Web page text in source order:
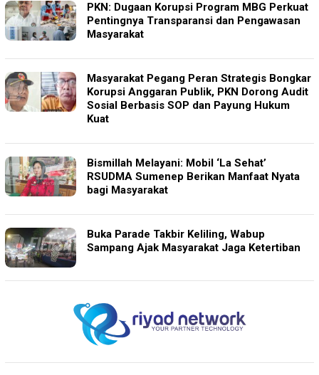
PKN: Dugaan Korupsi Program MBG Perkuat
Pentingnya Transparansi dan Pengawasan
Masyarakat
Masyarakat Pegang Peran Strategis Bongkar
Korupsi Anggaran Publik, PKN Dorong Audit
Sosial Berbasis SOP dan Payung Hukum
Kuat
Bismillah Melayani: Mobil ‘La Sehat’
RSUDMA Sumenep Berikan Manfaat Nyata
bagi Masyarakat
Buka Parade Takbir Keliling, Wabup
Sampang Ajak Masyarakat Jaga Ketertiban